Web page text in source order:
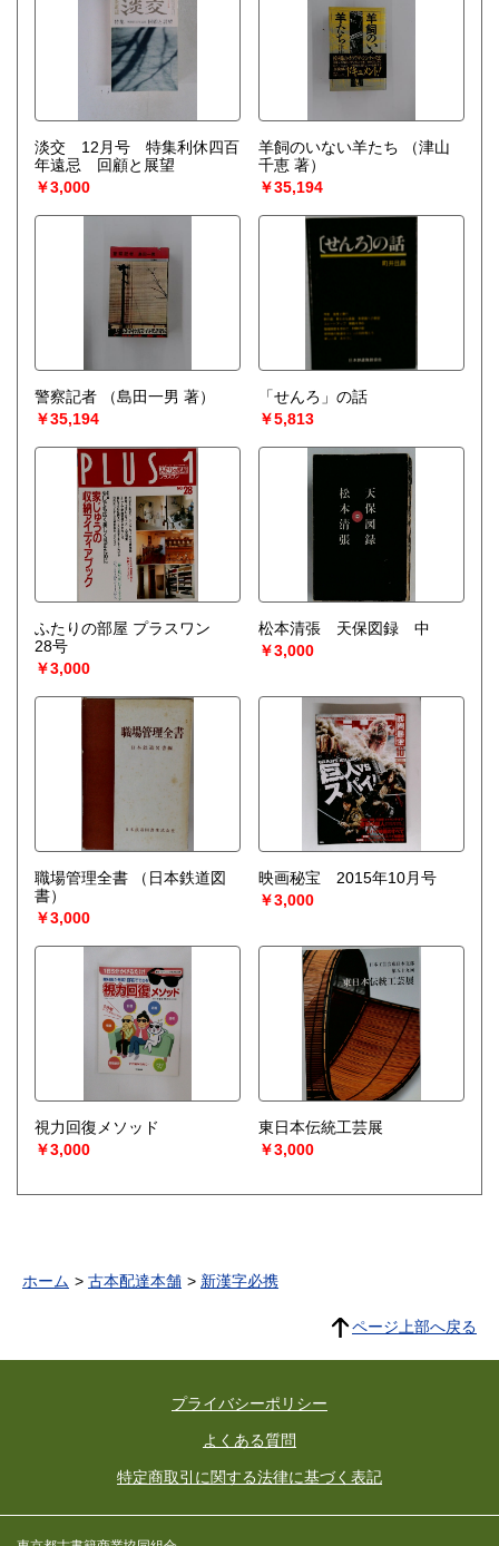
淡交 12月号 特集利休四百
年遠忌 回顧と展望
￥3,000
羊飼のいない羊たち
（津山
千恵 著）
￥35,194
警察記者
（島田一男 著）
￥35,194
「せんろ」の話
￥5,813
ふたりの部屋 プラスワン
28号
￥3,000
松本清張 天保図録 中
￥3,000
職場管理全書
（日本鉄道図
書）
￥3,000
映画秘宝 2015年10月号
￥3,000
視力回復メソッド
￥3,000
東日本伝統工芸展
￥3,000
ホーム 古本配達本舗 新漢字必携
ページ上部へ戻る
プライバシーポリシー
よくある質問
特定商取引に関する法律に基づく表記